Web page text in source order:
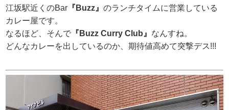
江坂駅近くのBar 『Buzz』のランチタイムに営業している
カレー屋です。
なるほど、そんで 『Buzz Curry Club』 なんすね。
どんなカレーを出しているのか、期待値高めて突撃デス!!!